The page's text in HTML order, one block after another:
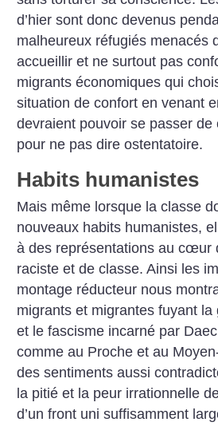
d’hier sont donc devenus
malheureux réfugiés menacés
accueillir et ne surtout pas
migrants économiques qui
situation de confort en venant
devraient pouvoir se passer de
pour ne pas dire ostentatoire.
Habits humanistes
Mais même lorsque la classe
nouveaux habits humanistes,
à des représentations au cœur
raciste et de classe. Ainsi les
montage réducteur nous
migrants et migrantes fuyant
et le fascisme incarné par
comme au Proche et au
des sentiments aussi
la pitié et la peur irrationnelle
d’un front uni suffisamment